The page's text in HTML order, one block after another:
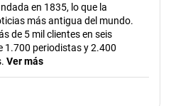
en 1835, lo que la
más antigua del mundo.
de 5 mil clientes en seis
1.700 periodistas y 2.400
Ver más